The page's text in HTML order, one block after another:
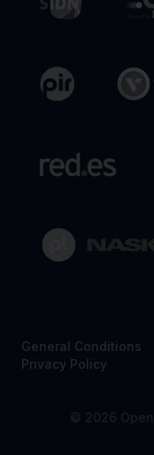
General Conditions
Privacy Policy